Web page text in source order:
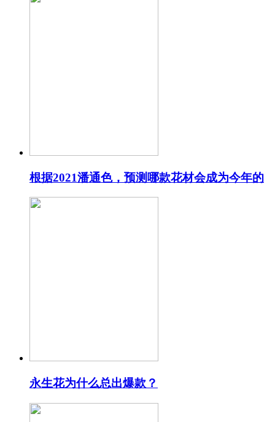
根据2021潘通色，预测哪款花材会成为今年的
永生花为什么总出爆款？